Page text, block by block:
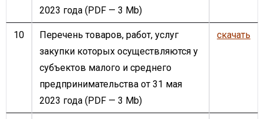
2023 года (PDF — 3 Mb)
10
Перечень товаров, работ, услуг
закупки которых осуществляются у
субъектов малого и среднего
предпринимательства от 31 мая
2023 года (PDF — 3 Mb)
скачать